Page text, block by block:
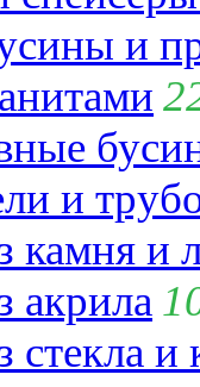
и
и
камня и
акрила
стекла и